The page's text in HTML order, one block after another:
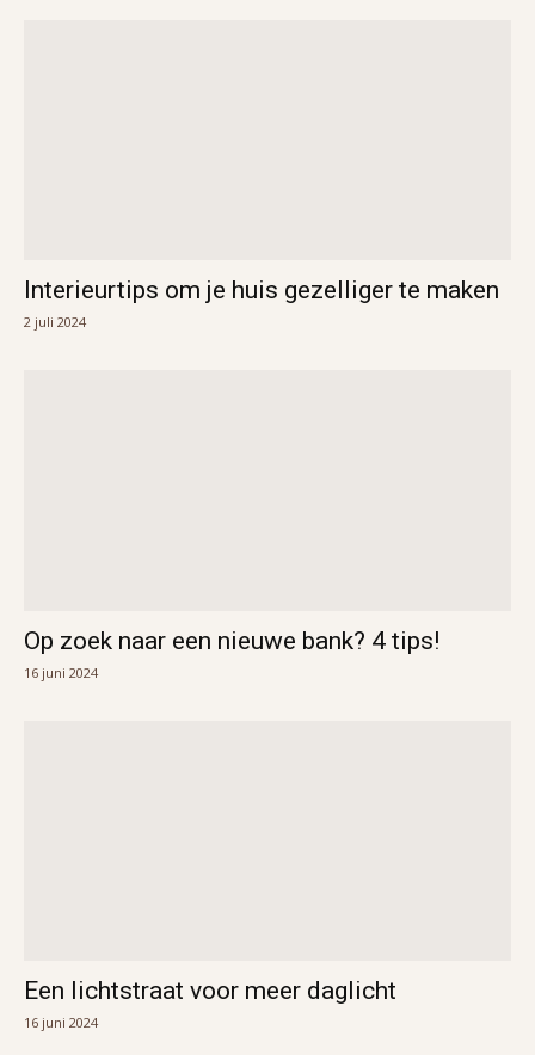
Interieurtips om je huis gezelliger te maken
2 juli 2024
Op zoek naar een nieuwe bank? 4 tips!
16 juni 2024
Een lichtstraat voor meer daglicht
16 juni 2024